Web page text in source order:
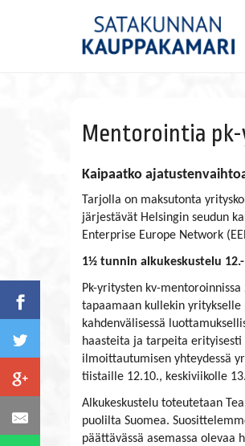
Mentorointia pk-
Kaipaatko
Tarjolla on maksutonta
järjestävät Helsingin seudun
Enterprise Europe Network
1½ tunnin alkukeskustelu
Pk-yritysten kv-
tapaamaan kullekin
kahdenvälisessä
haasteita ja tarpeita erityisesti
ilmoittautumisen yhteydessä
tiistaille 12.10., keskiviikolle
Alkukeskustelu toteutetaan
puolilta Suomea.
päättävässä asemassa olevaa